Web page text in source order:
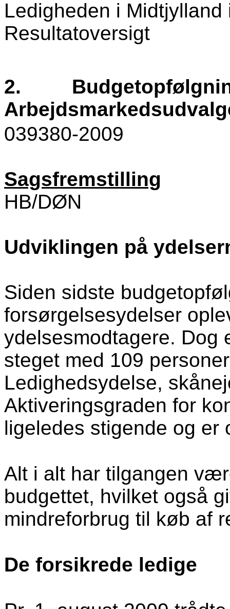
Ledigheden i
Resultatoversigt
2.
039380-2009
Sagsfremstilling
HB/DØN
Udviklingen på
Siden sidste
forsørgelsesydelser
ydelsesmodtagere. Dog
steget med 109
Ledighedsydelse,
Aktiveringsgraden for
ligeledes stigende og er
Alt i alt har tilgangen
budgettet, hvilket også
mindreforbrug til køb af
De forsikrede ledige